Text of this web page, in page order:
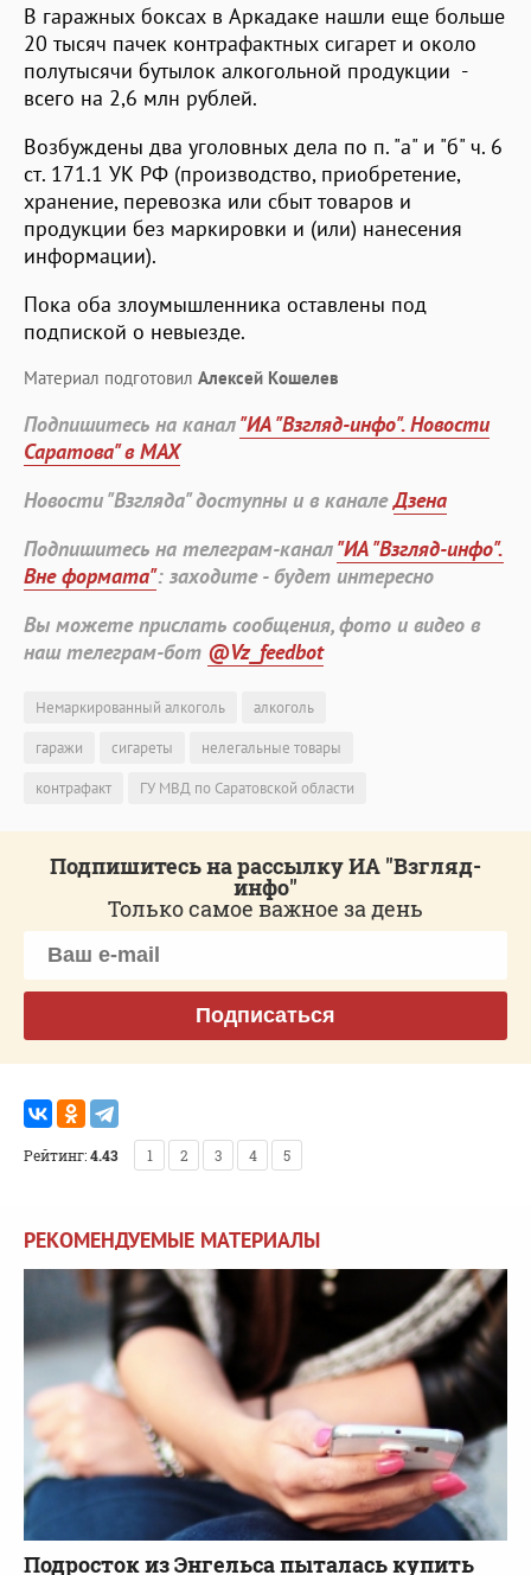
В гаражных боксах в Аркадаке нашли еще больше
20 тысяч пачек контрафактных сигарет и около
полутысячи бутылок алкогольной продукции -
всего на 2,6 млн рублей.
Возбуждены два уголовных дела по п. "а" и "б" ч. 6
ст. 171.1 УК РФ (производство, приобретение,
хранение, перевозка или сбыт товаров и
продукции без маркировки и (или) нанесения
информации).
Пока оба злоумышленника оставлены под
подпиской о невыезде.
Материал подготовил Алексей Кошелев
Подпишитесь на канал"ИА "Взгляд-инфо". Новости
Саратова" в MAX
Новости "Взгляда" доступны и в каналеДзена
Подпишитесь на телеграм-канал"ИА "Взгляд-инфо".
Вне формата": заходите - будет интересно
Вы можете прислать сообщения, фото и видео в
наш телеграм-бот @Vz_feedbot
Немаркированный алкоголь
алкоголь
гаражи
сигареты
нелегальные товары
контрафакт
ГУ МВД по Саратовской области
Подпишитесь на рассылку ИА "Взгляд-
инфо"
Только самое важное за день
Подписаться
Рейтинг:4.43 1 2 3 4 5
РЕКОМЕНДУЕМЫЕ МАТЕРИАЛЫ
Подросток из Энгельса пыталась купить